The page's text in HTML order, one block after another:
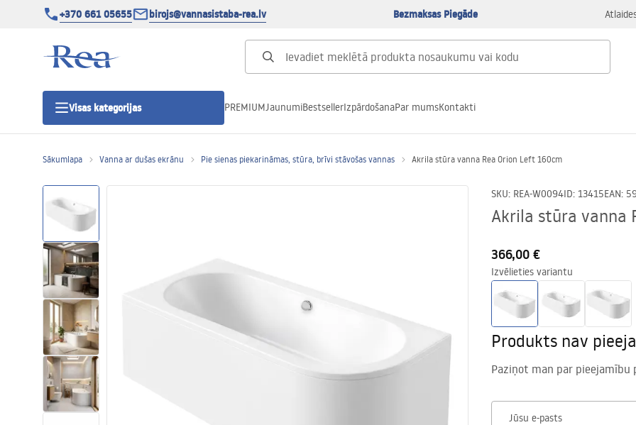
+370 661 05655 birojs@vannasistaba-rea.lv Bezmaksas Piegāde
Visas kategorijas
Dušas durvis
Vannas istabas dušas paliktņi
Lineāras dušas notekas
Tualetes
Izlietnes
Vannas un ekrāni
PREMIUMJaunumiBestsellerIzpārdošanaPar mumsKontakti
Sākumlapa Vanna ar dušas ekrānu Pie sienas piekarināmas, stūra, brīvi stāvošas vannas Akrila stūra vanna Rea Orion Left 160cm
SKU: REA-W0094ID: 13415EAN:
Akrila stūra vanna
366,00 €
Izvēlieties variantu
Produkts nav
Paziņot man par pieejamību
Jūsu e-pasts